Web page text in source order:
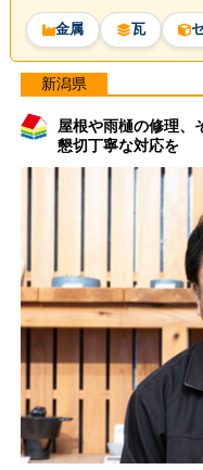
金属 瓦
新潟県
屋根や雨樋の修理、
懇切丁寧な対応を